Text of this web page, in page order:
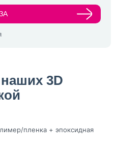
3D
пленка + эпоксидная